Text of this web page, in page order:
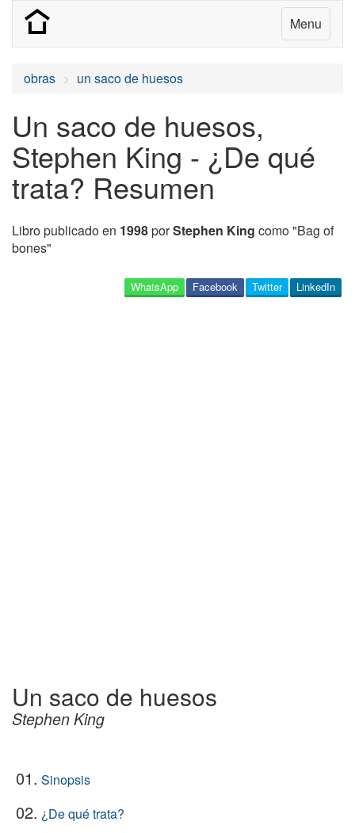
Menu
obras un saco de huesos
Un saco de huesos,
Stephen King - ¿De qué
trata? Resumen
Libro publicado en 1998porStephen King como "Bag of
bones"
LinkedIn
Twitter
Facebook
WhatsApp
Un saco de huesos
Stephen King
01. Sinopsis
02. ¿De qué trata?